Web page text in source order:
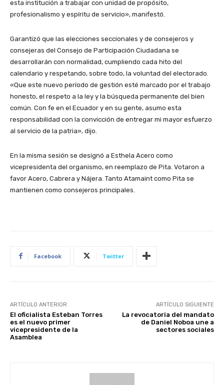
esta institución a trabajar con unidad de propósito,
profesionalismo y espíritu de servicio», manifestó.
Garantizó que las elecciones seccionales y de consejeros y
consejeras del Consejo de Participación Ciudadana se
desarrollarán con normalidad, cumpliendo cada hito del
calendario y respetando, sobre todo, la voluntad del electorado.
«Que este nuevo período de gestión esté marcado por el trabajo
honesto, el respeto a la ley y la búsqueda permanente del bien
común. Con fe en el Ecuador y en su gente, asumo esta
responsabilidad con la convicción de entregar mi mayor esfuerzo
al servicio de la patria», dijo.
En la misma sesión se designó a Esthela Acero como
vicepresidenta del organismo, en reemplazo de Pita. Votaron a
favor Acero, Cabrera y Nájera. Tanto Atamaint como Pita se
mantienen como consejeros principales.
Facebook Twitter
ARTÍCULO ANTERIOR
El oficialista Esteban Torres
es el nuevo primer
vicepresidente de la
Asamblea
ARTÍCULO SIGUIENTE
La revocatoria del mandato
de Daniel Noboa une a
sectores sociales